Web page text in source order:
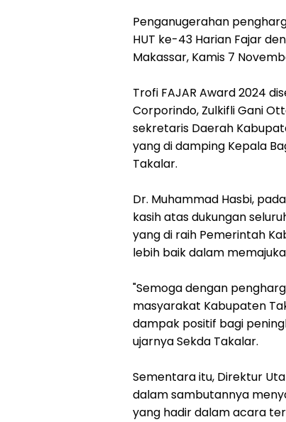
Penganugerahan
HUT ke-43 Harian Fajar
Makassar, Kamis 7
Trofi FAJAR Award 2024
Corporindo, Zulkifli Gani
sekretaris Daerah
yang di damping Kepala
Takalar.
Dr. Muhammad Hasbi,
kasih atas dukungan
yang di raih Pemerintah
lebih baik dalam
"Semoga dengan
masyarakat Kabupaten
dampak positif bagi
ujarnya Sekda Takalar.
Sementara itu, Direktur
dalam sambutannya
yang hadir dalam acara